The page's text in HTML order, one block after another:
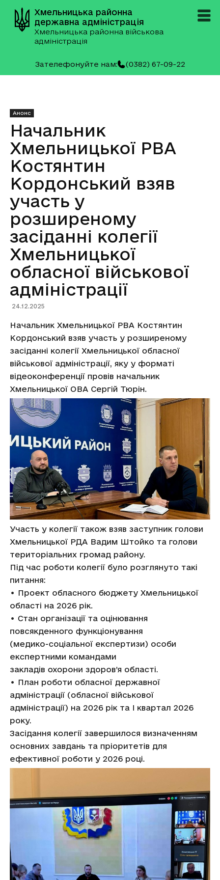
Хмельницька районна
державна адміністрація
Хмельницька районна військова
адміністрація
Зателефонуйте нам: (0382) 67-09-22
Анонс
Начальник
Хмельницької РВА
Костянтин
Кордонський взяв
участь у
розширеному
засіданні колегії
Хмельницької
обласної військової
адміністрації
24.12.2025
Начальник Хмельницької РВА Костянтин
Кордонський взяв участь у розширеному
засіданні колегії Хмельницької обласної
військової адміністрації, яку у форматі
відеоконференції провів начальник
Хмельницької ОВА Сергій Тюрін.
Участь у колегії також взяв заступник голови
Хмельницької РДА Вадим Штойко та голови
територіальних громад району.
Під час роботи колегії було розглянуто такі
питання:
• Проект обласного бюджету Хмельницької
області на 2026 рік.
• Стан організації та оцінювання
повсякденного функціонування
(медико-соціальної експертизи) особи
експертними командами
закладів охорони здоров’я області.
• План роботи обласної державної
адміністрації (обласної військової
адміністрації) на 2026 рік та І квартал 2026
року.
Засідання колегії завершилося визначенням
основних завдань та пріоритетів для
ефективної роботи у 2026 році.